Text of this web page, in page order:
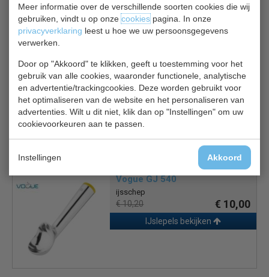
Meer informatie over de verschillende soorten cookies die wij
gebruiken, vindt u op onzecookiespagina. In onze
privacyverklaring leest u hoe we uw persoonsgegevens
verwerken.
Door op "Akkoord" te klikken, geeft u toestemming voor het
gebruik van alle cookies, waaronder functionele, analytische
en advertentie/trackingcookies. Deze worden gebruikt voor
het optimaliseren van de website en het personaliseren van
advertenties. Wilt u dit niet, klik dan op "Instellingen" om uw
cookievoorkeuren aan te passen.
Instellingen Akkoord
Is dit iets voor jou?
Vogue J 090
RVS portioneerlepel Ø 7cm
€ 12,20 € 11,00
IJslepels bekijken
Vogue GJ 540
ijsschep
€ 10,20 € 10,00
IJslepels bekijken